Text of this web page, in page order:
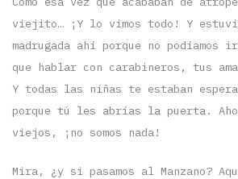
viejito… ¡Y lo vimos todo! Y
madrugada ahí porque no podíamos
que hablar con carabineros, tus
Y todas las niñas te estaban
porque tú les abrías la puerta.
viejos, ¡no somos nada!
Mira, ¿y si pasamos al Manzano?